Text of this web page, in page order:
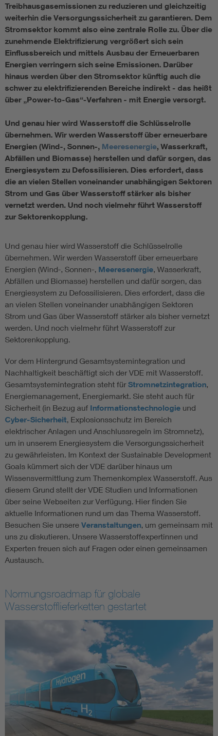
Treibhausgasemissionen zu reduzieren und gleichzeitig
weiterhin die Versorgungssicherheit zu garantieren. Dem
Stromsektor kommt also eine zentrale Rolle zu. Über die
zunehmende Elektrifizierung vergrößert sich sein
Einflussbereich und mittels Ausbau der Erneuerbaren
Energien verringern sich seine Emissionen. Darüber
hinaus werden über den Stromsektor künftig auch die
schwer zu elektrifizierenden Bereiche indirekt - das heißt
über „Power-to-Gas“-Verfahren - mit Energie versorgt.
Und genau hier wird Wasserstoff die Schlüsselrolle
übernehmen. Wir werden Wasserstoff über erneuerbare
Energien (Wind-, Sonnen-, Meeresenergie, Wasserkraft,
Abfällen und Biomasse) herstellen und dafür sorgen, das
Energiesystem zu Defossilisieren. Dies erfordert, dass
die an vielen Stellen voneinander unabhängigen Sektoren
Strom und Gas über Wasserstoff stärker als bisher
vernetzt werden. Und noch vielmehr führt Wasserstoff
zur Sektorenkopplung.
Und genau hier wird Wasserstoff die Schlüsselrolle
übernehmen. Wir werden Wasserstoff über erneuerbare
Energien (Wind-, Sonnen-, Meeresenergie, Wasserkraft,
Abfällen und Biomasse) herstellen und dafür sorgen, das
Energiesystem zu Defossilisieren. Dies erfordert, dass die
an vielen Stellen voneinander unabhängigen Sektoren
Strom und Gas über Wasserstoff stärker als bisher vernetzt
werden. Und noch vielmehr führt Wasserstoff zur
Sektorenkopplung.
Vor dem Hintergrund Gesamtsystemintegration und
Nachhaltigkeit beschäftigt sich der VDE mit Wasserstoff.
Gesamtsystemintegration steht fürStromnetzintegration,
Energiemanagement, Energiemarkt. Sie steht auch für
Sicherheit (in Bezug auf Informationstechnologie und
Cyber-Sicherheit, Explosionsschutz im Bereich
elektrischer Anlagen und Anschlussregeln im Stromnetz),
um in unserem Energiesystem die Versorgungssicherheit
zu gewährleisten. Im Kontext der Sustainable Development
Goals kümmert sich der VDE darüber hinaus um
Wissensvermittlung zum Themenkomplex Wasserstoff. Aus
diesem Grund stellt der VDE Studien und Informationen
über seine Webseiten zur Verfügung. Hier finden Sie
aktuelle Informationen rund um das Thema Wasserstoff.
Besuchen Sie unsere Veranstaltungen, um gemeinsam mit
uns zu diskutieren. Unsere Wasserstoffexpertinnen und
Experten freuen sich auf Fragen oder einen gemeinsamen
Austausch.
Normungsroadmap für globale
Wasserstofflieferketten gestartet